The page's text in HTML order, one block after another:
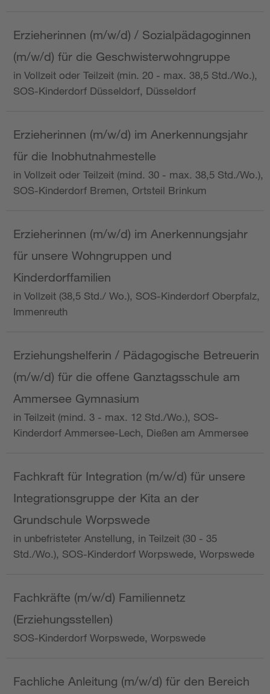
Erzieherinnen (m/w/d) / Sozialpädagoginnen
(m/w/d) für die Geschwisterwohngruppe
in Vollzeit oder Teilzeit (min. 20 - max. 38,5 Std./Wo.),
SOS-Kinderdorf Düsseldorf, Düsseldorf
Erzieherinnen (m/w/d) im Anerkennungsjahr
für die Inobhutnahmestelle
in Vollzeit oder Teilzeit (mind. 30 - max. 38,5 Std./Wo.),
SOS-Kinderdorf Bremen, Ortsteil Brinkum
Erzieherinnen (m/w/d) im Anerkennungsjahr
für unsere Wohngruppen und
Kinderdorffamilien
in Vollzeit (38,5 Std./ Wo.), SOS-Kinderdorf Oberpfalz,
Immenreuth
Erziehungshelferin / Pädagogische Betreuerin
(m/w/d) für die offene Ganztagsschule am
Ammersee Gymnasium
in Teilzeit (mind. 3 - max. 12 Std./Wo.), SOS-
Kinderdorf Ammersee-Lech, Dießen am Ammersee
Fachkraft für Integration (m/w/d) für unsere
Integrationsgruppe der Kita an der
Grundschule Worpswede
in unbefristeter Anstellung, in Teilzeit (30 - 35
Std./Wo.), SOS-Kinderdorf Worpswede, Worpswede
Fachkräfte (m/w/d) Familiennetz
(Erziehungsstellen)
SOS-Kinderdorf Worpswede, Worpswede
Fachliche Anleitung (m/w/d) für den Bereich